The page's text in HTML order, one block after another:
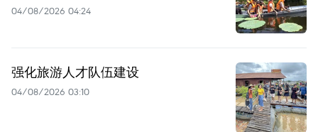
04/08/2026 04:24
强化旅游人才队伍建设
04/08/2026 03:10